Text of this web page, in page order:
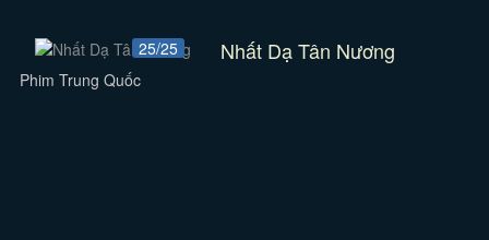
25/25 Nhất Dạ Tân Nương
Phim Trung Quốc